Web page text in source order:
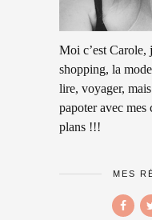
Moi c’est Carole,
shopping, la
lire, voyager,
papoter avec mes
plans !!!
MES